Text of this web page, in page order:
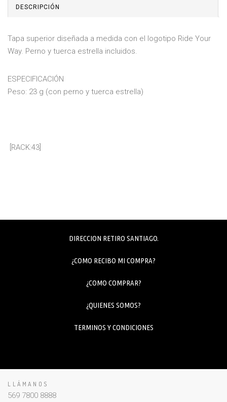
DESCRIPCIÓN
Tapa superior diseñada a medida con el logotipo Ride Your
Way. Perno y tuerca estrella incluidos.
ESPECIFICACIÓN
Peso: 23 g (con perno y tuerca estrella)
[RACK:43]
DIRECCION RETIRO SANTIAGO.
¿COMO RECIBO MI COMPRA?
¿COMO COMPRAR?
¿QUIENES SOMOS?
TERMINOS Y CONDICIONES
LLÁMANOS
569 7800 8888